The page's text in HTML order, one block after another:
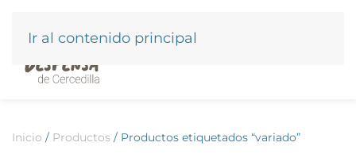
Ir al contenido principal
Inicio / Productos / Productos etiquetados “variado”